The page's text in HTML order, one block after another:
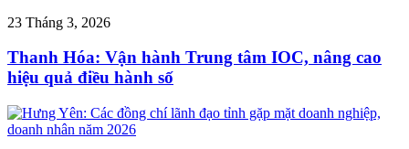
23 Tháng 3, 2026
Thanh Hóa: Vận hành Trung tâm IOC, nâng cao
hiệu quả điều hành số